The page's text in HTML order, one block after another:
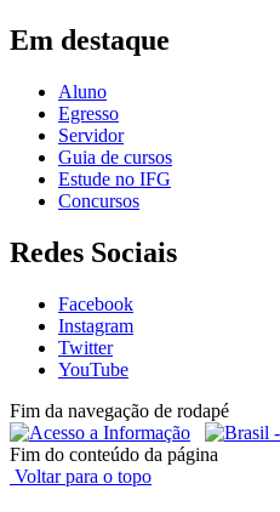
Em destaque
Aluno
Egresso
Servidor
Guia de cursos
Estude no IFG
Concursos
Redes Sociais
Facebook
Instagram
Twitter
YouTube
Fim da navegação de rodapé
Fim do conteúdo da página
Voltar para o topo